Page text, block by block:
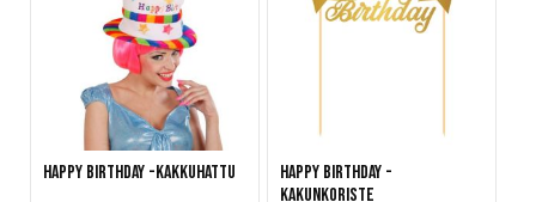
Happy Birthday -kakkuhattu
Happy Birthday -
kakunkoriste